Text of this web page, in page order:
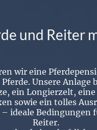
und Reiter
wir eine
Unsere Anlage
ein Longierzelt,
sowie ein tolles
ideale Bedingungen
Reiter.